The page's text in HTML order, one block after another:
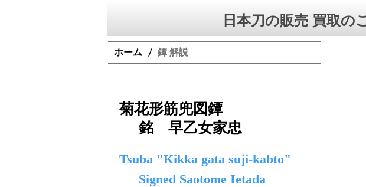
日本刀の販売 買取の
ホーム / 鐔 解説
菊花形筋兜図鐔
銘 早乙女家忠
Tsuba "Kikka gata suji-kabto"
Signed Saotome Ietada